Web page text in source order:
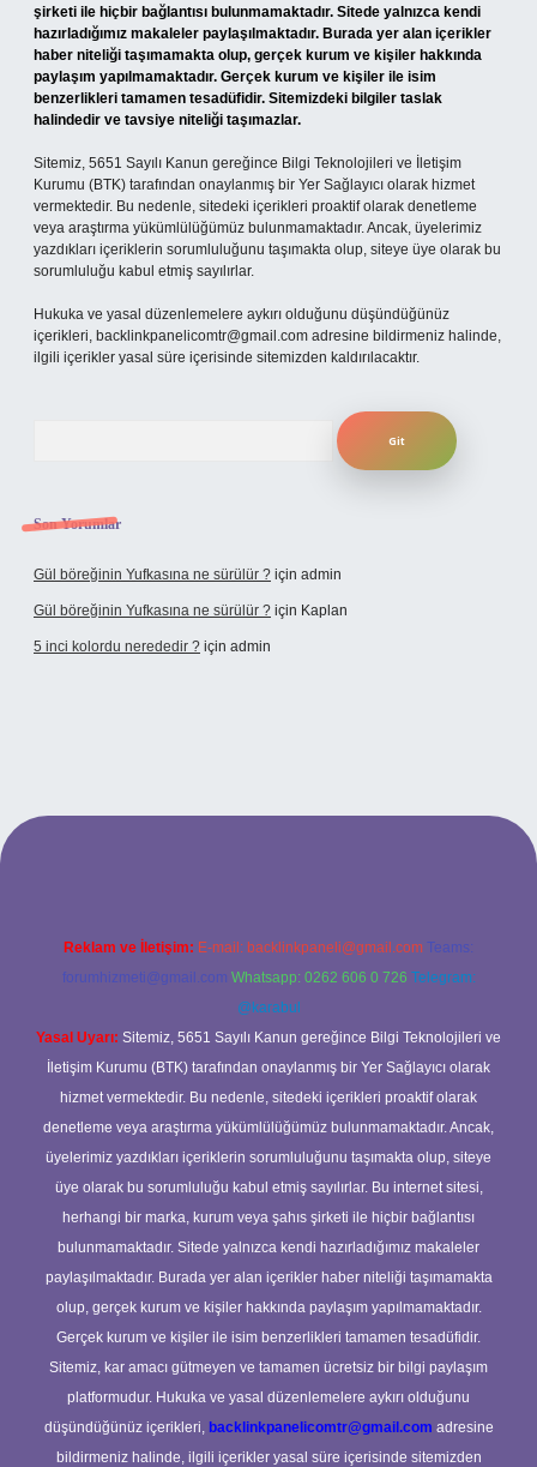
şirketi ile hiçbir bağlantısı bulunmamaktadır. Sitede yalnızca kendi
hazırladığımız makaleler paylaşılmaktadır. Burada yer alan içerikler
haber niteliği taşımamakta olup, gerçek kurum ve kişiler hakkında
paylaşım yapılmamaktadır. Gerçek kurum ve kişiler ile isim
benzerlikleri tamamen tesadüfidir. Sitemizdeki bilgiler taslak
halindedir ve tavsiye niteliği taşımazlar.
Sitemiz, 5651 Sayılı Kanun gereğince Bilgi Teknolojileri ve İletişim
Kurumu (BTK) tarafından onaylanmış bir Yer Sağlayıcı olarak hizmet
vermektedir. Bu nedenle, sitedeki içerikleri proaktif olarak denetleme
veya araştırma yükümlülüğümüz bulunmamaktadır. Ancak, üyelerimiz
yazdıkları içeriklerin sorumluluğunu taşımakta olup, siteye üye olarak bu
sorumluluğu kabul etmiş sayılırlar.
Hukuka ve yasal düzenlemelere aykırı olduğunu düşündüğünüz
içerikleri, backlinkpanelicomtr@gmail.com adresine bildirmeniz halinde,
ilgili içerikler yasal süre içerisinde sitemizden kaldırılacaktır.
Son Yorumlar
Gül böreğinin Yufkasına ne sürülür ? için admin
Gül böreğinin Yufkasına ne sürülür ? için Kaplan
5 inci kolordu nerededir ? için admin
Reklam ve İletişim: E-mail: backlinkpaneli@gmail.com Teams:
forumhizmeti@gmail.com Whatsapp: 0262 606 0 726 Telegram:
@karabul
Yasal Uyarı: Sitemiz, 5651 Sayılı Kanun gereğince Bilgi Teknolojileri ve
İletişim Kurumu (BTK) tarafından onaylanmış bir Yer Sağlayıcı olarak
hizmet vermektedir. Bu nedenle, sitedeki içerikleri proaktif olarak
denetleme veya araştırma yükümlülüğümüz bulunmamaktadır. Ancak,
üyelerimiz yazdıkları içeriklerin sorumluluğunu taşımakta olup, siteye
üye olarak bu sorumluluğu kabul etmiş sayılırlar. Bu internet sitesi,
herhangi bir marka, kurum veya şahıs şirketi ile hiçbir bağlantısı
bulunmamaktadır. Sitede yalnızca kendi hazırladığımız makaleler
paylaşılmaktadır. Burada yer alan içerikler haber niteliği taşımamakta
olup, gerçek kurum ve kişiler hakkında paylaşım yapılmamaktadır.
Gerçek kurum ve kişiler ile isim benzerlikleri tamamen tesadüfidir.
Sitemiz, kar amacı gütmeyen ve tamamen ücretsiz bir bilgi paylaşım
platformudur. Hukuka ve yasal düzenlemelere aykırı olduğunu
düşündüğünüz içerikleri, backlinkpanelicomtr@gmail.com adresine
bildirmeniz halinde, ilgili içerikler yasal süre içerisinde sitemizden